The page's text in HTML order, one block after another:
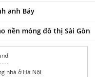
anh Bảy
nền móng đô thị Sài Gòn
nhà ở Hà Nội